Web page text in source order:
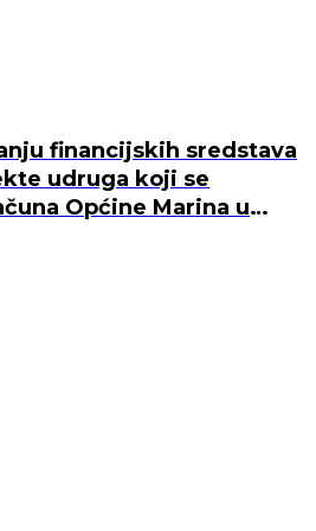
financijskih sredstava
udruga koji se
Općine Marina u